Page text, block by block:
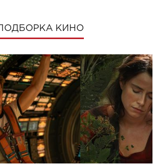
ПОДБОРКА КИНО